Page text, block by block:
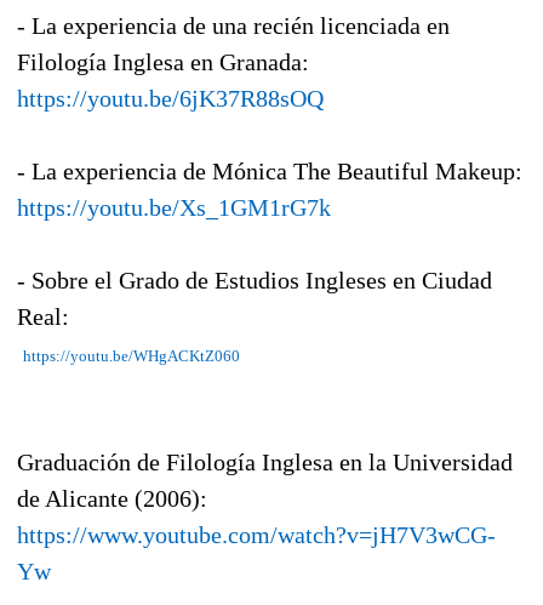
- La experiencia de una recién licenciada en
Filología Inglesa en Granada:
https://youtu.be/6jK37R88sOQ
- La experiencia de Mónica The Beautiful Makeup:
https://youtu.be/Xs_1GM1rG7k
- Sobre el Grado de Estudios Ingleses en Ciudad
Real:
https://youtu.be/WHgACKtZ060
Graduación de Filología Inglesa en la Universidad
de Alicante (2006):
https://www.youtube.com/watch?v=jH7V3wCG-
Yw